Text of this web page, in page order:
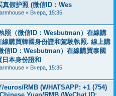
真假护照 (微信ID：Wes
« Вчера, 15:35
照（微信ID：Wesbutman）在線購
購買韓國身份證和駕駛執照. 線上購
信ID：Wesbutman）在線購買泰國
本身份證和
« Вчера, 15:35
RMB (WHATSAPP: +1 (754)
Yuan/RMB (WeChat ID: